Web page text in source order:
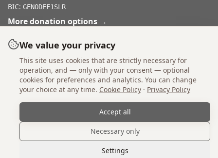
BIC: GENODEF1SLR
More donation options →
Don't shop, adopt.
ImprintStatutesPrivacy PolicyCookie Policy
Cookie Settings
© 2026 Einsame Pfoten Zadar e.V. All rights reserved.
Founded 2018.
We value your privacy
This site uses cookies that are strictly necessary for
operation, and — only with your consent — optional
cookies for preferences and analytics. You can change
your choice at any time. Cookie Policy · Privacy Policy
Accept all
Necessary only
Settings